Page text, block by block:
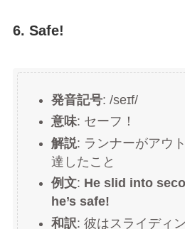
6. Safe!
発音記号: /seɪf/
意味: セーフ！
解説: ランナーがアウ
達したこと
例文: He slid into
he’s safe!
和訳: 彼はスライディ